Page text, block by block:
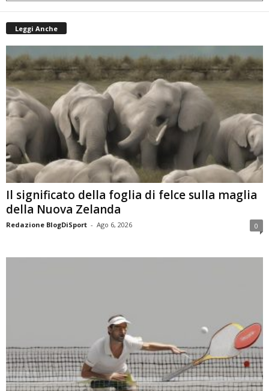
Leggi Anche
Il significato della foglia di felce sulla maglia
della Nuova Zelanda
Redazione BlogDiSport - Ago 6, 2026 0